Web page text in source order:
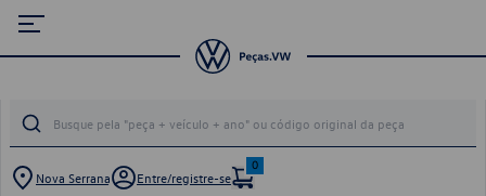
Nova Serrana Entre/registre-se
0